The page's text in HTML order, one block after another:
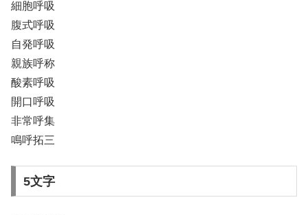
細胞呼吸
腹式呼吸
自発呼吸
親族呼称
酸素呼吸
開口呼吸
非常呼集
鳴呼拓三
5文字